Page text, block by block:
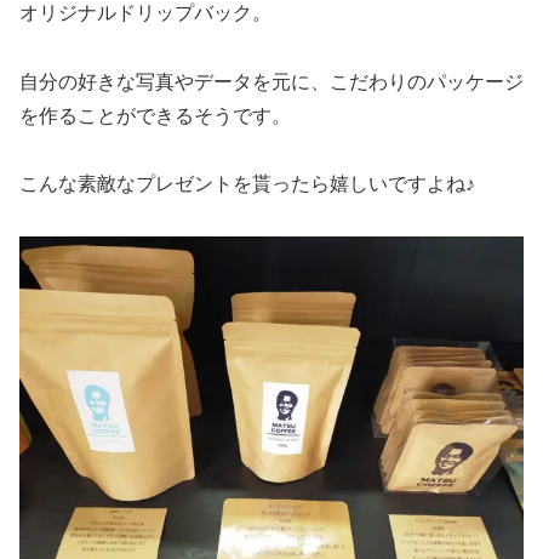
オリジナルドリップバック。
自分の好きな写真やデータを元に、こだわりのパッケージ
を作ることができるそうです。
こんな素敵なプレゼントを貰ったら嬉しいですよね♪